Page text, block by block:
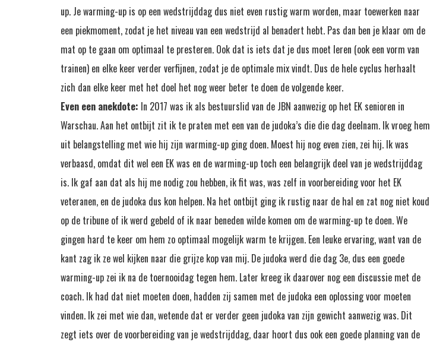
up. Je warming-up is op een wedstrijddag dus niet even rustig warm worden, maar toewerken naar
een piekmoment, zodat je het niveau van een wedstrijd al benadert hebt. Pas dan ben je klaar om de
mat op te gaan om optimaal te presteren. Ook dat is iets dat je dus moet leren (ook een vorm van
trainen) en elke keer verder verfijnen, zodat je de optimale mix vindt. Dus de hele cyclus herhaalt
zich dan elke keer met het doel het nog weer beter te doen de volgende keer.
Even een anekdote: In 2017 was ik als bestuurslid van de JBN aanwezig op het EK senioren in
Warschau. Aan het ontbijt zit ik te praten met een van de judoka’s die die dag deelnam. Ik vroeg hem
uit belangstelling met wie hij zijn warming-up ging doen. Moest hij nog even zien, zei hij. Ik was
verbaasd, omdat dit wel een EK was en de warming-up toch een belangrijk deel van je wedstrijddag
is. Ik gaf aan dat als hij me nodig zou hebben, ik fit was, was zelf in voorbereiding voor het EK
veteranen, en de judoka dus kon helpen. Na het ontbijt ging ik rustig naar de hal en zat nog niet koud
op de tribune of ik werd gebeld of ik naar beneden wilde komen om de warming-up te doen. We
gingen hard te keer om hem zo optimaal mogelijk warm te krijgen. Een leuke ervaring, want van de
kant zag ik ze wel kijken naar die grijze kop van mij. De judoka werd die dag 3e, dus een goede
warming-up zei ik na de toernooidag tegen hem. Later kreeg ik daarover nog een discussie met de
coach. Ik had dat niet moeten doen, hadden zij samen met de judoka een oplossing voor moeten
vinden. Ik zei met wie dan, wetende dat er verder geen judoka van zijn gewicht aanwezig was. Dit
zegt iets over de voorbereiding van je wedstrijddag, daar hoort dus ook een goede planning van de